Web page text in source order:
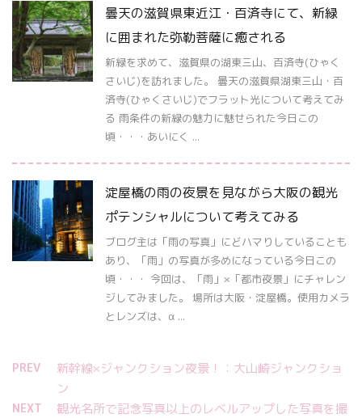
曇天の滋賀県東近江・百済寺にて、新緑
に囲まれた弥勒菩薩に癒される
新緑を求めて、滋賀県の湖東三山、百済寺(ひゃく
さいじ)を訪れました。 曇天の滋賀県湖東三山・百
済寺(ひゃくさいじ)でフラット光について考えてみ
る 雨条件の新緑の魅力に魅せられた今日この
頃・・・あいにく ...
淀屋橋の雨の夜景を見ながら大阪の観光
ポテンシャルについて考えてみる
ブログ主は「雨の写真」にどハマりしていることも
あり、「雨」の写真が多めになっている今日この
頃・・・ 今回は、「雨」×「都市夜景」にチャレン
ジしてみました。 場所は大阪・淀屋橋。使用カメラ
とレンズは、α ...
PREV
新幹線×ジャンクション夜景！：大山崎ジャンクショ
ン
NEXT
観光名所で記念写真以上のレベルアップした写真を撮